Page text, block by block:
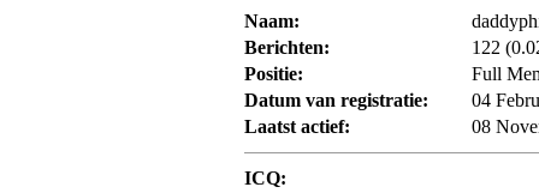
Naam:
Berichten:
122
Positie:
Full
Datum van registratie:
04
Laatst actief:
08
ICQ: